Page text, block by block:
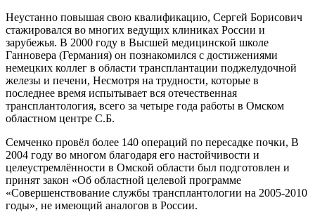
Неустанно повышая свою квалификацию, Сергей Борисович
стажировался во многих ведущих клиниках России и
зарубежья. В 2000 году в Высшей медицинской школе
Ганновера (Германия) он познакомился с достижениями
немецких коллег в области трансплантации поджелудочной
железы и печени, Несмотря на трудности, которые в
последнее время испытывает вся отечественная
трансплантология, всего за четыре года работы в Омском
областном центре С.Б.
Семченко провёл более 140 операций по пересадке почки, В
2004 году во многом благодаря его настойчивости и
целеустремлённости в Омской области был подготовлен и
принят закон «Об областной целевой программе
«Совершенствование службы трансплантологии на 2005-2010
годы», не имеющий аналогов в России.